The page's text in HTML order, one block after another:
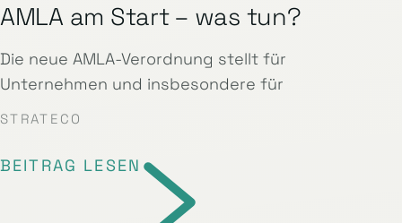
AMLA am Start – was tun?
Die neue AMLA-Verordnung stellt für
Unternehmen und insbesondere für
STRATECO
BEITRAG LESEN